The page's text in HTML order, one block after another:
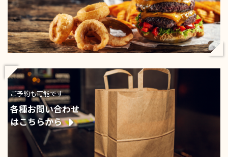
ご予約も可能です
各種お問い合わせ
はこちらから